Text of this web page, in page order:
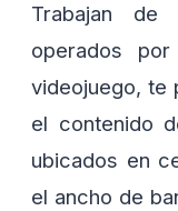
Trabajan de
operados
videojuego, te
el contenido
ubicados en
el ancho de